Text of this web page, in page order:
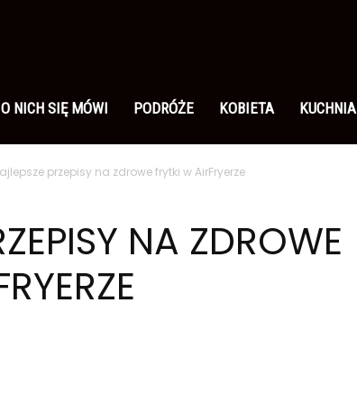
O NICH SIĘ MÓWI PODRÓŻE KOBIETA KUCHNIA
przepisy na zdrowe frytki w AirFryerze
NA ZDROWE